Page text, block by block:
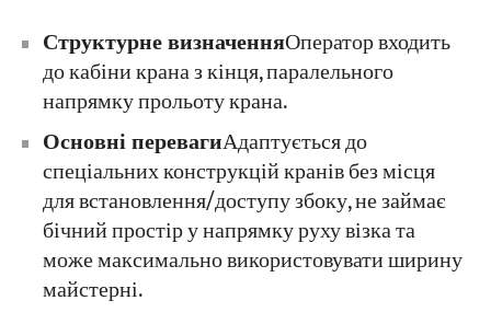
Структурне визначенняОператор входить
до кабіни крана з кінця, паралельного
напрямку прольоту крана.
Основні перевагиАдаптується до
спеціальних конструкцій кранів без місця
для встановлення/доступу збоку, не займає
бічний простір у напрямку руху візка та
може максимально використовувати ширину
майстерні.